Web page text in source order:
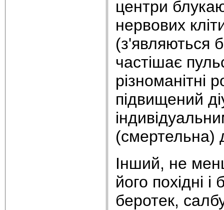
центри
нервових
(з'являються
частішає
різноманітні
підвищений
(смертельна)
Інший, не
його похідні
беротек,